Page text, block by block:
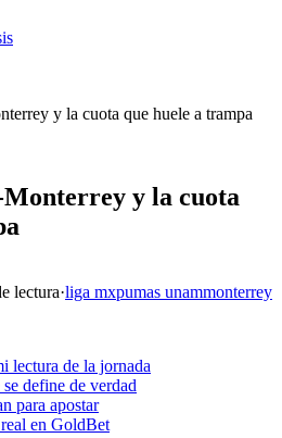
y la cuota que huele a trampa
y la cuota
lectura·liga mxpumas unammonterrey
lectura de la jornada
define de verdad
para apostar
en GoldBet